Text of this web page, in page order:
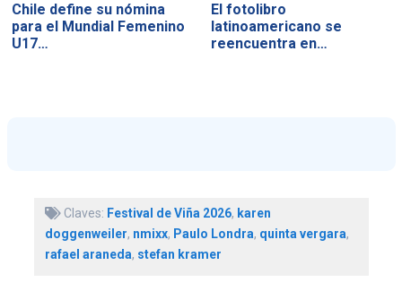
Chile define su nómina
para el Mundial Femenino
U17…
El fotolibro
latinoamericano se
reencuentra en…
Claves: Festival de Viña 2026, karen
doggenweiler, nmixx, Paulo Londra, quinta vergara,
rafael araneda, stefan kramer